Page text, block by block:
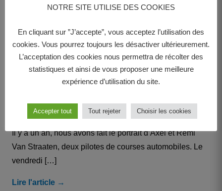
Sport • 8 novembre 2021
En piste avec Axel, Rémi et
Orhes Racing
Il y a un an, nous avons fait le portrait d’Axel et Rémi
Van Straaten, deux pilotes de courses automobiles. Le
vendredi […]
Lire l'article →
NOTRE SITE UTILISE DES COOKIES
En cliquant sur ”J’accepte”, vous acceptez l’utilisation des
cookies. Vous pourrez toujours les désactiver ultérieurement.
L’acceptation des cookies nous permettra de récolter des
statistiques et ainsi de vous proposer une meilleure
expérience d’utilisation du site.
Accepter tout Tout rejeter Choisir les cookies